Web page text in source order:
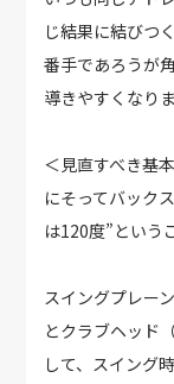
じ結果に結びつ
番手であろうが
導きやすくなりま
＜見直すべき基
にそってバック
は120度”という
スイングプレー
とクラブヘッド
して、スイング